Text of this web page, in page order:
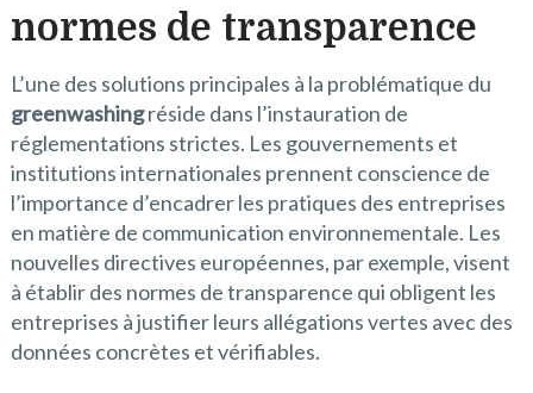
normes de transparence
L’une des solutions principales à la problématique du
greenwashingréside dans l’instauration de
réglementations strictes. Les gouvernements et
institutions internationales prennent conscience de
l’importance d’encadrer les pratiques des entreprises
en matière de communication environnementale. Les
nouvelles directives européennes, par exemple, visent
à établir des normes de transparence qui obligent les
entreprises à justifier leurs allégations vertes avec des
données concrètes et vérifiables.